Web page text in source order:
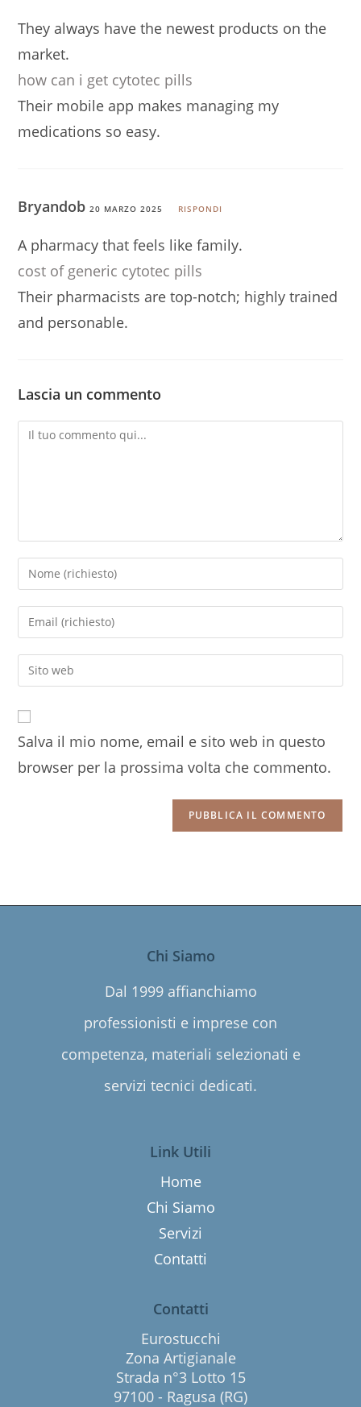
They always have the newest products on the
market.
how can i get cytotec pills
Their mobile app makes managing my
medications so easy.
Bryandob20 MARZO 2025 RISPONDI
A pharmacy that feels like family.
cost of generic cytotec pills
Their pharmacists are top-notch; highly trained
and personable.
Lascia un commento
Commento
Inserisci
il
tuo
nome
nome
utente
per
commentare
Inserisci
il
tuo
indirizzo
per
commentare
Inserisci
l'URL
sito
web
(facoltativo)
Salva il mio nome, email e sito web in questo
browser per la prossima volta che commento.
Chi Siamo
Dal 1999 affianchiamo
professionisti e imprese con
competenza, materiali selezionati e
servizi tecnici dedicati.
Link Utili
Home
Chi Siamo
Servizi
Contatti
Contatti
Eurostucchi
Zona Artigianale
Strada n°3 Lotto 15
97100 - Ragusa (RG)